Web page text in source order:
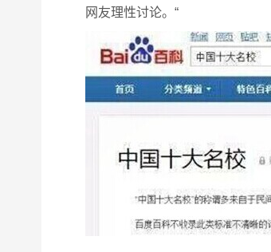
网友理性讨论。“